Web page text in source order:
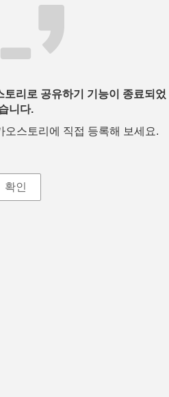
리로 공유하기 기능이 종료되었
니다.
오스토리에 직접 등록해 보세요.
확인